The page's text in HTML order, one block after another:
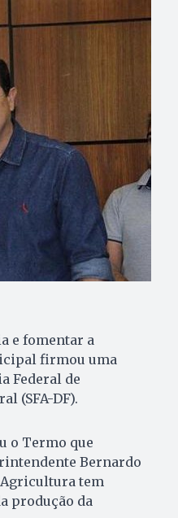
e fomentar a
firmou uma
Federal de
(SFA-DF).
o Termo que
Bernardo
Agricultura tem
produção da